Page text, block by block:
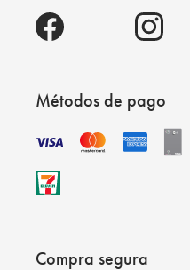
Métodos de pago
Compra segura